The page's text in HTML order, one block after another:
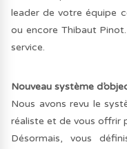
leader de votre équipe
ou encore Thibaut
service.
Nouveau système
Nous avons revu le
réaliste et de vous offrir
Désormais, vous